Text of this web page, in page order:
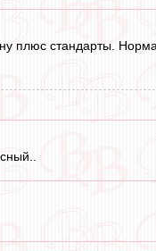
плюс стандарты.